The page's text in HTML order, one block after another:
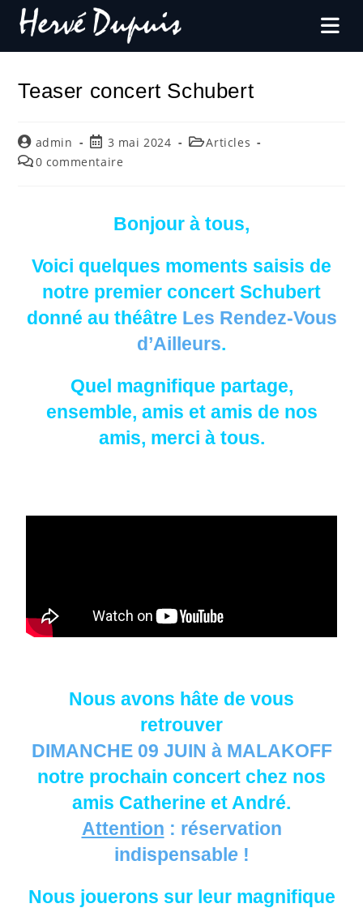
Teaser concert Schubert
admin 3 mai 2024
Articles
0 commentaire
Bonjour à tous,
Voici quelques moments saisis de
notre premier concert Schubert
donné au théâtre Les Rendez-Vous
d’Ailleurs.
Quel magnifique partage,
ensemble, amis et amis de nos
amis, merci à tous.
Nous avons hâte de vous
retrouver
DIMANCHE 09 JUIN à MALAKOFF
notre prochain concert chez nos
amis Catherine et André.
Attention : réservation
indispensable !
Nous jouerons sur leur magnifique